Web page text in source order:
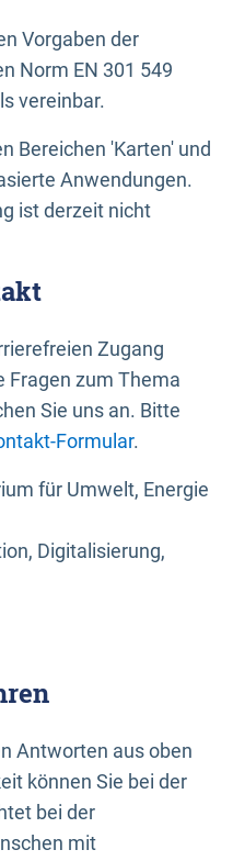
Vorgaben der
Norm EN 301 549
vereinbar.
Bereichen 'Karten' und
Anwendungen.
ist derzeit nicht
Zugang
Fragen zum Thema
Sie uns an. Bitte
Formular.
für Umwelt, Energie
Digitalisierung,
Antworten aus oben
können Sie bei der
bei der
mit